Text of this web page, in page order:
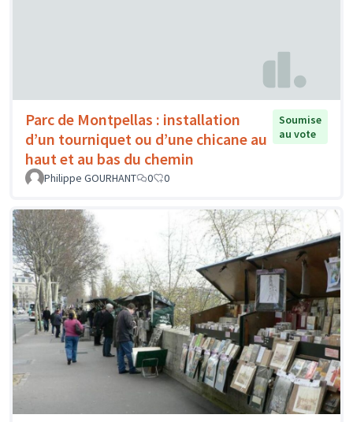
Parc de Montpellas : installation
d’un tourniquet ou d’une chicane au
haut et au bas du chemin
Soumise
au vote
Philippe GOURHANT 0 0